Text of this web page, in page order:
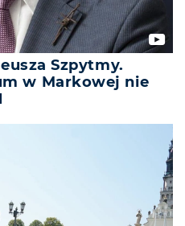
Szpytmy.
w Markowej nie